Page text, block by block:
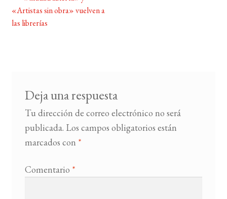
de
«Artistas sin obra» vuelven a
las librerías
Deja una respuesta
Tu dirección de correo electrónico no será
publicada. Los campos obligatorios están
marcados con *
Comentario *